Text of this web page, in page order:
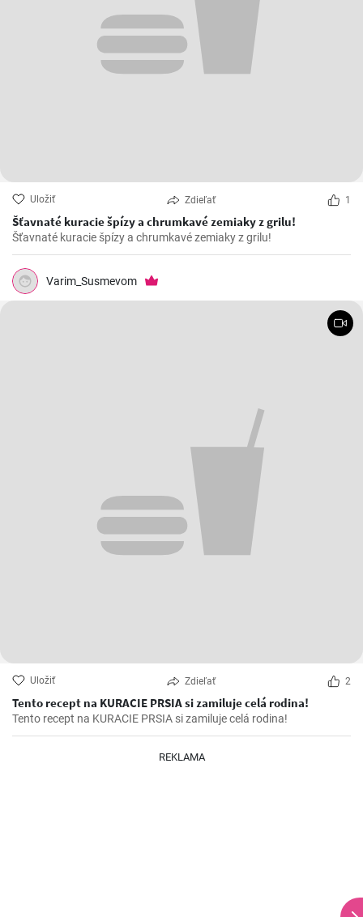
Uložiť Zdieľať 1
Šťavnaté kuracie špízy a chrumkavé zemiaky z grilu!
Šťavnaté kuracie špízy a chrumkavé zemiaky z grilu!
Varim_Susmevom
Uložiť Zdieľať 2
Tento recept na KURACIE PRSIA si zamiluje celá rodina!
Tento recept na KURACIE PRSIA si zamiluje celá rodina!
REKLAMA